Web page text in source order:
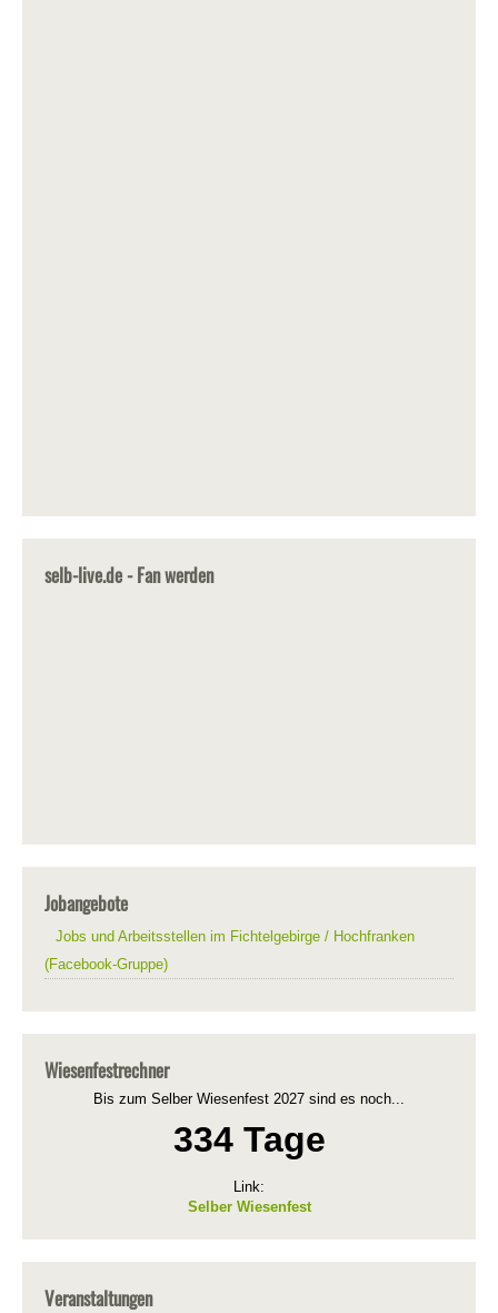
selb-live.de - Fan werden
Jobangebote
Jobs und Arbeitsstellen im Fichtelgebirge / Hochfranken
(Facebook-Gruppe)
Wiesenfestrechner
Bis zum Selber Wiesenfest 2027 sind es noch...
334 Tage
Link:
Selber Wiesenfest
Veranstaltungen